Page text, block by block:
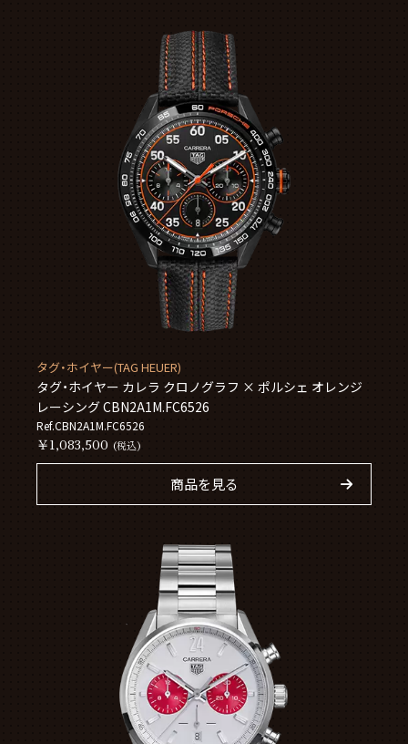
タグ・ホイヤー(TAG HEUER)
タグ・ホイヤー カレラ クロノグラフ × ポルシェ オレンジ
レーシング CBN2A1M.FC6526
Ref.CBN2A1M.FC6526
￥1,083,500 (税込)
商品を見る